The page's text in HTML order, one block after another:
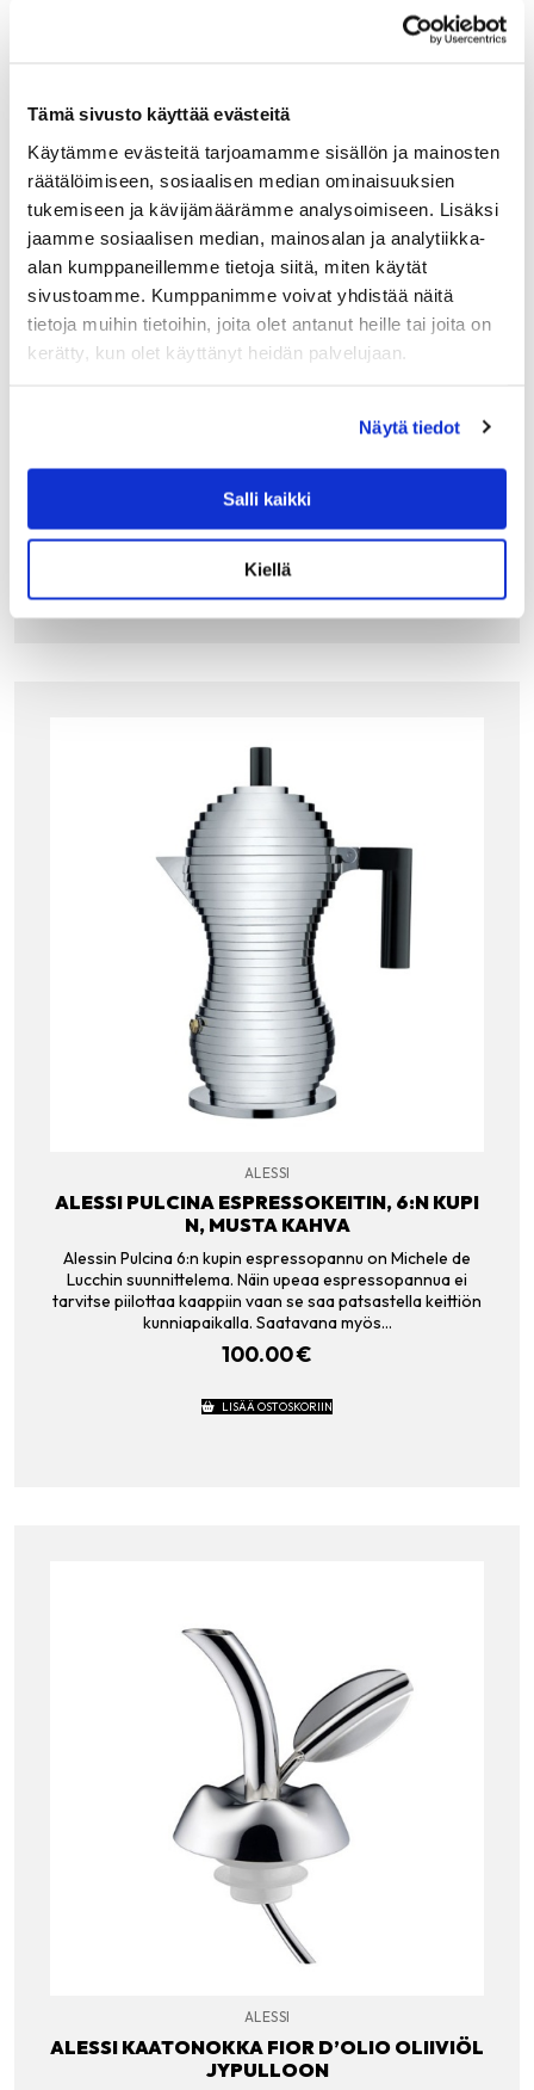
Tämä sivusto käyttää evästeitä
Käytämme evästeitä tarjoamamme sisällön ja mainosten
räätälöimiseen, sosiaalisen median ominaisuuksien
tukemiseen ja kävijämäärämme analysoimiseen. Lisäksi
jaamme sosiaalisen median, mainosalan ja analytiikka-
alan kumppaneillemme tietoja siitä, miten käytät
sivustoamme. Kumppanimme voivat yhdistää näitä
tietoja muihin tietoihin, joita olet antanut heille tai joita on
kerätty, kun olet käyttänyt heidän palvelujaan.
Näytä tiedot
Salli kaikki
Kiellä
320.00€
LISÄÄ OSTOSKORIIN
ALESSI
ALESSI PULCINA ESPRESSOKEITIN, 6:N KUPI
N, MUSTA KAHVA
Alessin Pulcina 6:n kupin espressopannu on Michele de
Lucchin suunnittelema. Näin upeaa espressopannua ei
tarvitse piilottaa kaappiin vaan se saa patsastella keittiön
kunniapaikalla. Saatavana myös…
100.00€
LISÄÄ OSTOSKORIIN
ALESSI
ALESSI KAATONOKKA FIOR D’OLIO OLIIVIÖL
JYPULLOON